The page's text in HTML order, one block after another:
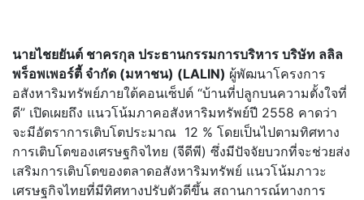
นายไชยยันต์ ชาครกุล ประธานกรรมการบริหาร บริษัท ลลิล
พร็อพเพอร์ตี้ จำกัด (มหาชน) (LALIN) ผู้พัฒนาโครงการ
อสังหาริมทรัพย์ภายใต้คอนเซ็ปต์ “บ้านที่ปลูกบนความตั้งใจที่
ดี” เปิดเผยถึง แนวโน้มภาคอสังหาริมทรัพย์ปี 2558 คาดว่า
จะมีอัตราการเติบโตประมาณ 12 % โดยเป็นไปตามทิศทาง
การเติบโตของเศรษฐกิจไทย (จีดีพี) ซึ่งมีปัจจัยบวกที่จะช่วยส่ง
เสริมการเติบโตของตลาดอสังหาริมทรัพย์ แนวโน้มภาวะ
เศรษฐกิจไทยที่มีทิศทางปรับตัวดีขึ้น สถานการณ์ทางการ